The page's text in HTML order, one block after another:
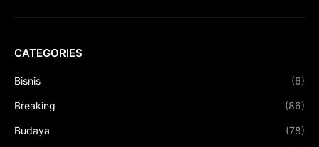
CATEGORIES
Bisnis (6)
Breaking (86)
Budaya (78)